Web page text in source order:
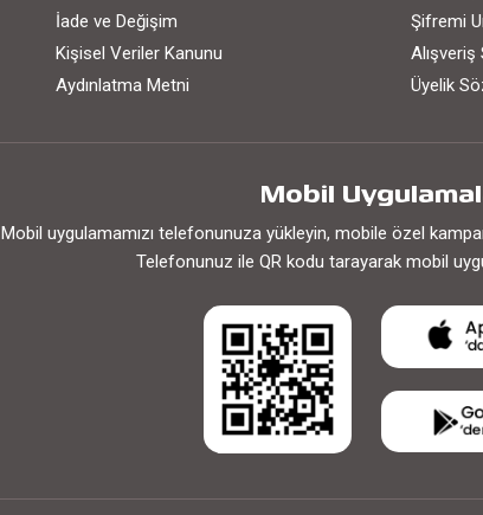
İade ve Değişim
Kişisel Veriler Kanunu
Aydınlatma Metni
Şifremi
Alışveriş
Üyelik
Mobil
Mobil uygulamamızı telefonunuza yükleyin, mobile özel
Telefonunuz ile QR kodu tarayarak mobil